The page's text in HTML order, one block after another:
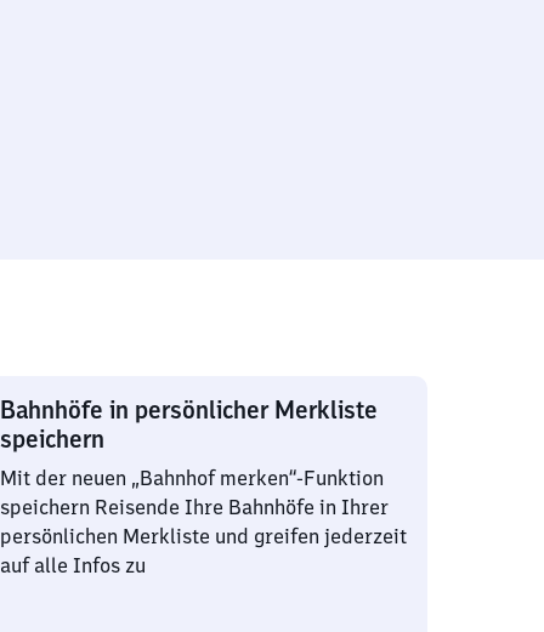
Bahnhöfe in persönlicher Merkliste
speichern
Mit der neuen „Bahnhof merken“-Funktion
speichern Reisende Ihre Bahnhöfe in Ihrer
persönlichen Merkliste und greifen jederzeit
auf alle Infos zu